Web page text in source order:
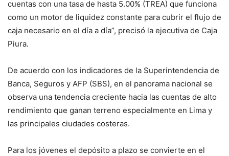
cuentas con una tasa de hasta 5.00% (TREA) que funciona
como un motor de liquidez constante para cubrir el flujo de
caja necesario en el día a día”, precisó la ejecutiva de Caja
Piura.
De acuerdo con los indicadores de la Superintendencia de
Banca, Seguros y AFP (SBS), en el panorama nacional se
observa una tendencia creciente hacia las cuentas de alto
rendimiento que ganan terreno especialmente en Lima y
las principales ciudades costeras.
Para los jóvenes el depósito a plazo se convierte en el